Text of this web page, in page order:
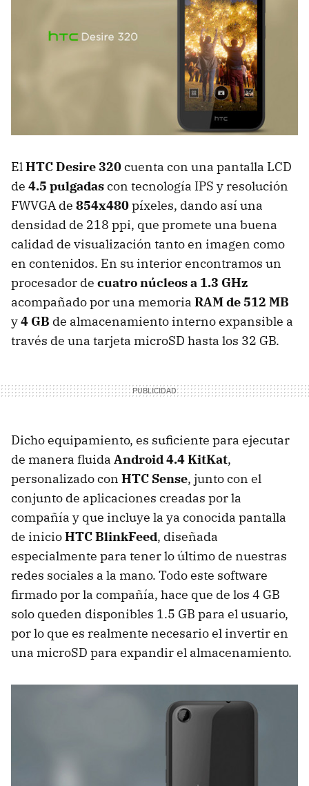
ElHTC Desire 320cuenta con una pantalla LCD
de 4.5 pulgadascon tecnología IPS y resolución
FWVGA de 854x480píxeles, dando así una
densidad de 218 ppi, que promete una buena
calidad de visualización tanto en imagen como
en contenidos. En su interior encontramos un
procesador de cuatro núcleos a 1.3 GHz
acompañado por una memoria RAM de 512 MB
y4 GB de almacenamiento interno expansible a
través de una tarjeta microSD hasta los 32 GB.
Dicho equipamiento, es suficiente para ejecutar
de manera fluida Android 4.4 KitKat,
personalizado con HTC Sense, junto con el
conjunto de aplicaciones creadas por la
compañía y que incluye la ya conocida pantalla
de inicioHTC BlinkFeed, diseñada
especialmente para tener lo último de nuestras
redes sociales a la mano. Todo este software
firmado por la compañía, hace que de los 4 GB
solo queden disponibles 1.5 GB para el usuario,
por lo que es realmente necesario el invertir en
una microSD para expandir el almacenamiento.